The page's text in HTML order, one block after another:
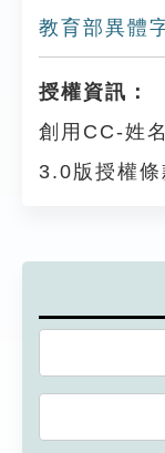
教育部異體
授權資訊：
創用CC-姓
3.0版授權條